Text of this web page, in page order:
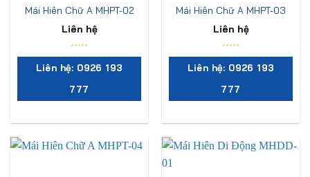
Mái Hiên Chữ A MHPT-02
Liên hệ
Liên hệ: 0926 193
777
Mái Hiên Chữ A MHPT-03
Liên hệ
Liên hệ: 0926 193
777